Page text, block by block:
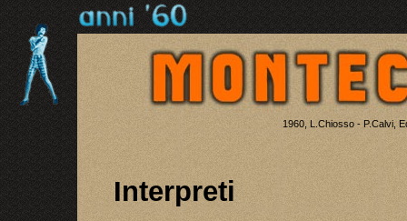
1960, L.Chiosso - P.Calvi,
Interpreti